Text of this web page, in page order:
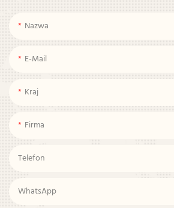
Nazwa
E-Mail
Kraj
Firma
Telefon
WhatsApp